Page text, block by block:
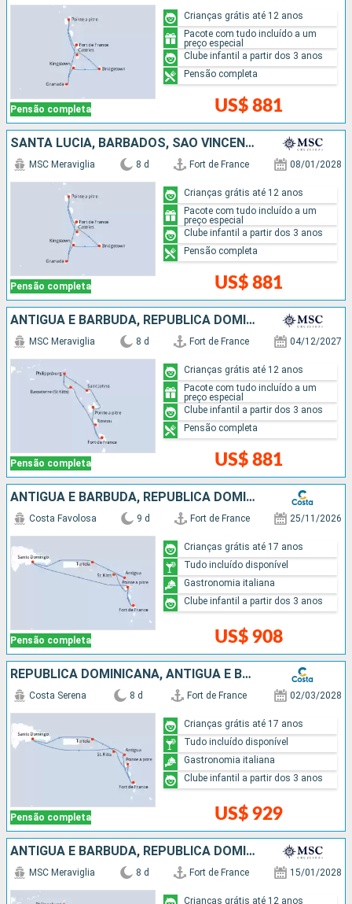
Pensão completa US$ 881
Crianças grátis até 12 anos
Pacote com tudo incluído a um
preço especial
Clube infantil a partir dos 3 anos
Pensão completa
SANTA LUCIA, BARBADOS, SÃO VINCENTE E GRANADINAS, GRENADA
Pensão completa
MSC Meraviglia 8 d Fort de France 08/01/2028
US$ 881
Crianças grátis até 12 anos
Pacote com tudo incluído a um
preço especial
Clube infantil a partir dos 3 anos
Pensão completa
ANTIGUA E BARBUDA, REPUBLICA DOMINICANA
Pensão completa
MSC Meraviglia 8 d Fort de France 04/12/2027
US$ 881
Crianças grátis até 12 anos
Pacote com tudo incluído a um
preço especial
Clube infantil a partir dos 3 anos
Pensão completa
ANTIGUA E BARBUDA, REPUBLICA DOMINICANA
Pensão completa
Costa Favolosa 9 d Fort de France 25/11/2026
US$ 908
Crianças grátis até 17 anos
Tudo incluído disponível
Gastronomia italiana
Clube infantil a partir dos 3 anos
REPUBLICA DOMINICANA, ANTIGUA E BARBUDA
Pensão completa
Costa Serena 8 d Fort de France 02/03/2028
US$ 929
Crianças grátis até 17 anos
Tudo incluído disponível
Gastronomia italiana
Clube infantil a partir dos 3 anos
ANTIGUA E BARBUDA, REPUBLICA DOMINICANA
MSC Meraviglia 8 d Fort de France 15/01/2028
Crianças grátis até 12 anos